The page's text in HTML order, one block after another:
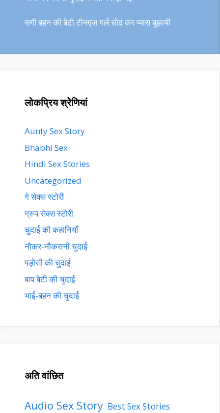
सगी बहन की बेटी टीनएज गर्ल चोद कर प्यास बुझायी
लोकप्रिय श्रेणियां
Aunty Sex Story
Bhabhi Sex
Hindi Sex Stories
Uncategorized
गे सेक्स स्टोरी
ग्रुप सेक्स स्टोरी
चुदाई की कहानियाँ
नौकर-नौकरानी चुदाई
पड़ोसी की चुदाई
बाप बेटी की चुदाई
भाई-बहन की चुदाई
अति वांछित
Audio Sex Story Best Sex Stories